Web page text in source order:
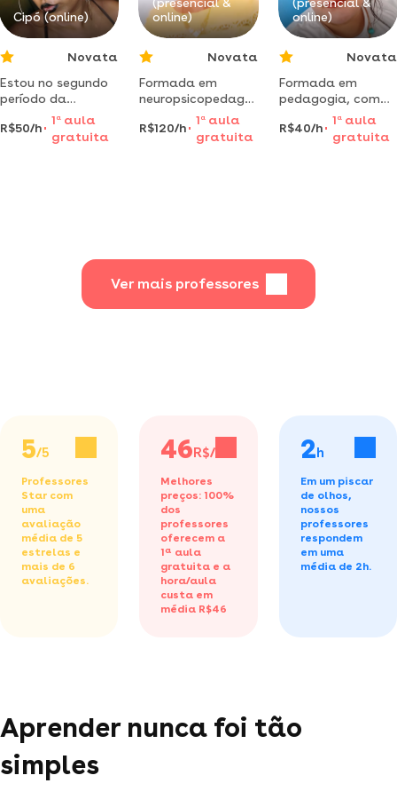
Cipó (online)
Novata
Estou no segundo
período da
faculdade de
ciências
biológicas, decidi
R$50/h
1 aaula
gratuita
online)
Novata
Formada em
neuropsicopedagogia
e aplicadora aba
para autismo.
aulas utilizando de
R$120/h
1 a aula
gratuita
online)
Novata
Formada em
pedagogia, com
pós-graduação
em alfabetização
e letramento.
R$40/h
1 aaula
gratuita
Ver mais professores
5/5
Professores
Star com
uma
avaliação
média de 5
estrelas e
mais de 6
avaliações.
46R$/h
Melhores
preços: 100%
dos
professores
oferecem a
1ª aula
gratuita e a
hora/aula
custa em
média R$46
2h
Em um piscar
de olhos,
nossos
professores
respondem
em uma
média de 2h.
Aprender nunca foi tão
simples